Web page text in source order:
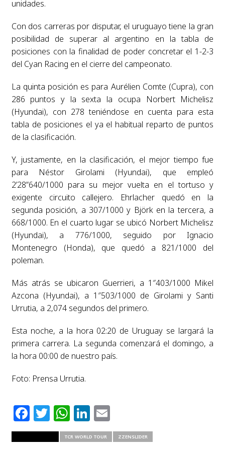
unidades.
Con dos carreras por disputar, el uruguayo tiene la gran
posibilidad de superar al argentino en la tabla de
posiciones con la finalidad de poder concretar el 1-2-3
del Cyan Racing en el cierre del campeonato.
La quinta posición es para Aurélien Comte (Cupra), con
286 puntos y la sexta la ocupa Norbert Michelisz
(Hyundai), con 278 teniéndose en cuenta para esta
tabla de posiciones el ya el habitual reparto de puntos
de la clasificación.
Y, justamente, en la clasificación, el mejor tiempo fue
para Néstor Girolami (Hyundai), que empleó
2’28”640/1000 para su mejor vuelta en el tortuso y
exigente circuito callejero. Ehrlacher quedó en la
segunda posición, a 307/1000 y Björk en la tercera, a
668/1000. En el cuarto lugar se ubicó Norbert Michelisz
(Hyundai), a 776/1000, seguido por Ignacio
Montenegro (Honda), que quedó a 821/1000 del
poleman.
Más atrás se ubicaron Guerrieri, a 1″403/1000 Mikel
Azcona (Hyundai), a 1″503/1000 de Girolami y Santi
Urrutia, a 2,074 segundos del primero.
Esta noche, a la hora 02:20 de Uruguay se largará la
primera carrera. La segunda comenzará el domingo, a
la hora 00:00 de nuestro país.
Foto: Prensa Urrutia.
Facebook
Twitter
WhatsApp
LinkedIn
Email
TCR WORLD TOUR ZZENSLIDER